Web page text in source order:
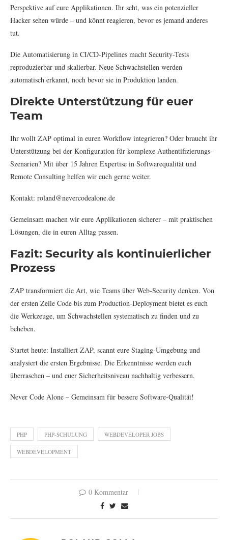
Perspektive auf eure Applikationen. Ihr seht, was ein potenzieller
Hacker sehen würde – und könnt reagieren, bevor es jemand anderes
tut.
Die Automatisierung in CI/CD-Pipelines macht Security-Tests
reproduzierbar und skalierbar. Neue Schwachstellen werden
automatisch erkannt, noch bevor sie in Produktion landen.
Direkte Unterstützung für euer
Team
Ihr wollt ZAP optimal in euren Workflow integrieren? Oder braucht ihr
Unterstützung bei der Konfiguration für komplexe Authentifizierungs-
Szenarien? Mit über 15 Jahren Expertise in Softwarequalität und
Remote Consulting helfen wir euch gerne weiter.
Kontakt: roland@nevercodealone.de
Gemeinsam machen wir eure Applikationen sicherer – mit praktischen
Lösungen, die in euren Alltag passen.
Fazit: Security als kontinuierlicher
Prozess
ZAP transformiert die Art, wie Teams über Web-Security denken. Von
der ersten Zeile Code bis zum Production-Deployment bietet es euch
die Werkzeuge, um Schwachstellen systematisch zu finden und zu
beheben.
Startet heute: Installiert ZAP, scannt eure Staging-Umgebung und
analysiert die ersten Ergebnisse. Die Erkenntnisse werden euch
überraschen – und euer Sicherheitsniveau nachhaltig verbessern.
Never Code Alone – Gemeinsam für bessere Software-Qualität!
PHP PHP-SCHULUNG WEBDEVELOPER JOBS
WEBDEVELOPMENT
0 Kommentar